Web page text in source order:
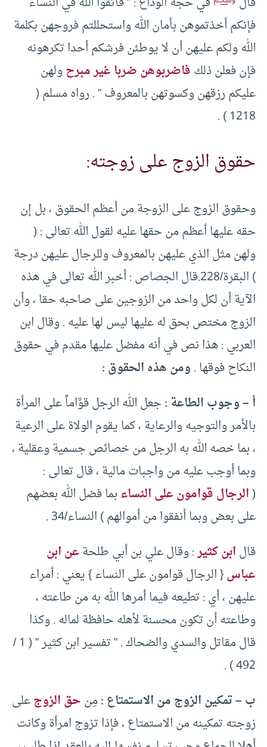
فإنكم أخذتموهن بأمان الله واستحللتم فروجهن بكلمة
الله ولكم عليهن أن لا يوطئن فرشكم أحدا تكرهونه
فإن فعلن ذلكفاضربوهن ضربا غير مبرحولهن
عليكم رزقهن وكسوتهن بالمعروف ” . رواه مسلم (
1218 ) .
حقوق الزوج على زوجته:
وحقوق الزوج على الزوجة من أعظم الحقوق ، بل إن
حقه عليها أعظم من حقها عليه لقول الله تعالى : (
ولهن مثل الذي عليهن بالمعروف وللرجال عليهن درجة
) البقرة/228.قال الجصاص : أخبر الله تعالى في هذه
الآية أن لكل واحد من الزوجين على صاحبه حقا ، وأن
الزوج مختص بحق له عليها ليس لها عليه . وقال ابن
العربي : هذا نص في أنه مفضل عليها مقدم في حقوق
النكاح فوقها .ومن هذه الحقوق :
أ – وجوب الطاعة :جعل الله الرجل قوَّاماً على المرأة
بالأمر والتوجيه والرعاية ، كما يقوم الولاة على الرعية
، بما خصه الله به الرجل من خصائص جسمية وعقلية ،
وبما أوجب عليه من واجبات مالية ، قال تعالى :
(الرجال قوامون على النساءبما فضل الله بعضهم
على بعض وبما أنفقوا من أموالهم ) النساء/34 .
قالابن كثير: وقال علي بن أبي طلحةعن ابن
عباس{ الرجال قوامون على النساء } يعني : أمراء
عليهن ، أي : تطيعه فيما أمرها الله به من طاعته ،
وطاعته أن تكون محسنة لأهله حافظة لماله . وكذا
قال مقاتل والسدي والضحاك . ” تفسير ابن كثير ” ( 1 /
492 ) .
ب – تمكين الزوج من الاستمتاع :مِنحق الزوجعلى
زوجته تمكينه من الاستمتاع ، فإذا تزوج امرأة وكانت